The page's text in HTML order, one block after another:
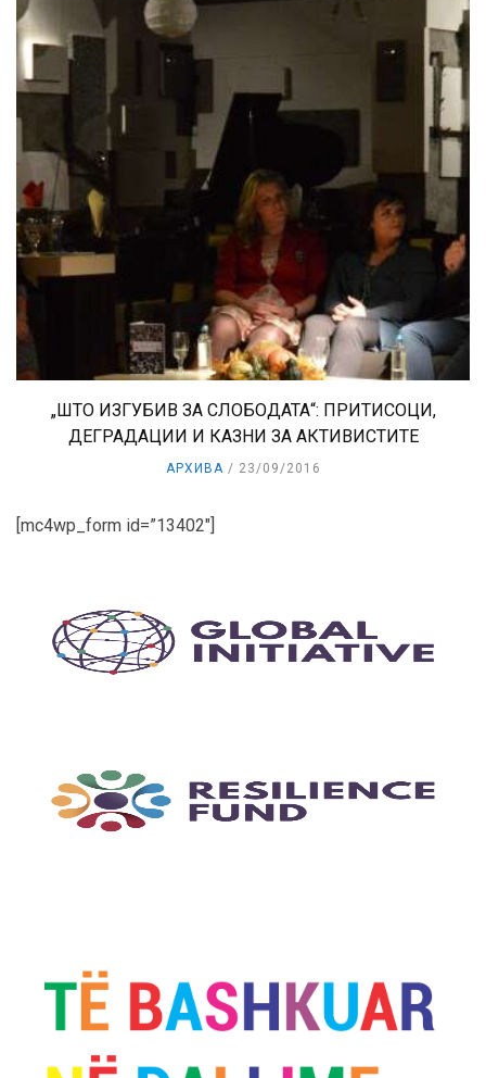
„ШТО ИЗГУБИВ ЗА СЛОБОДАТА“: ПРИТИСОЦИ,
ДЕГРАДАЦИИ И КАЗНИ ЗА АКТИВИСТИТЕ
АРХИВА 23/09/2016
[mc4wp_form id=”13402″]